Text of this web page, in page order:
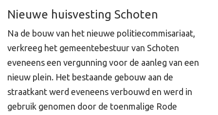
Nieuwe huisvesting Schoten
Na de bouw van het nieuwe politiecommisariaat,
verkreeg het gemeentebestuur van Schoten
eveneens een vergunning voor de aanleg van een
nieuw plein. Het bestaande gebouw aan de
straatkant werd eveneens verbouwd en werd in
gebruik genomen door de toenmalige Rode